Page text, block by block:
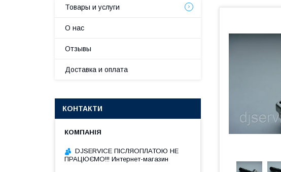
Товары и услуги
О нас
Отзывы
Доставка и оплата
КОНТАКТИ
DJSERVICE ПІСЛЯОПЛАТОЮ НЕ
ПРАЦЮЄМО!!! Интернет-магазин